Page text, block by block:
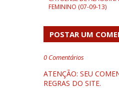
FEMININO (07-09-13)
POSTAR UM
0 Comentários
ATENÇÃO: SEU
REGRAS DO SITE.